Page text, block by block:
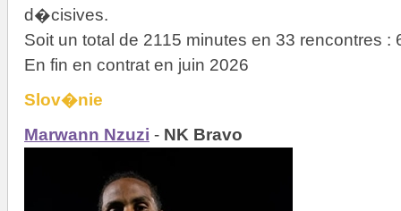
d�cisives.
Soit un total de 2115 minutes en 33 rencontres :
En fin en contrat en juin 2026
Slov�nie
Marwann Nzuzi - NK Bravo